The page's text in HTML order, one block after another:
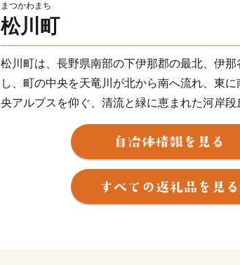
まつかわまち
松川町
松川町は、長野県南部の下伊那郡の最北、伊
し、町の中央を天竜川が北から南へ流れ、東
央アルプスを仰ぐ、清流と緑に恵まれた河岸段
水はけが良く、日当たりも良好なうえ、昼夜の
時間が多いという南信州特有の気候に恵まれて
栽培が盛んに行われ、平成27年には果樹栽培
豊かな自然の表情が特産の果樹園の風景とあい
画のように端麗で素朴な、此処にしかない景